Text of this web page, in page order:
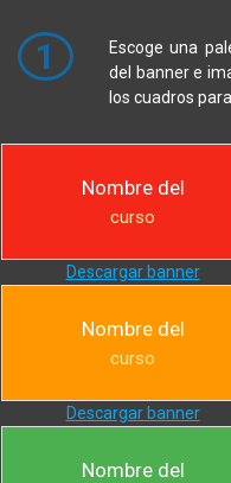
1
Escoge una
del banner e
los cuadros
Nombre del
curso
Descargar banner
Nombre del
curso
Descargar banner
Nombre del